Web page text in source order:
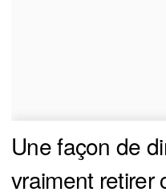
Une façon de
vraiment retirer